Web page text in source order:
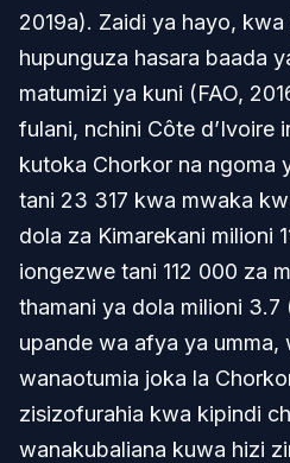
2019a). Zaidi ya hayo,
hupunguza hasara baada
matumizi ya kuni (FAO,
fulani, nchini Côte d’Ivoire
kutoka Chorkor na ngoma
tani 23 317 kwa mwaka
dola za Kimarekani milioni
iongezwe tani 112 000 za
thamani ya dola milioni 3.7
upande wa afya ya umma,
wanaotumia joka la
zisizofurahia kwa kipindi
wanakubaliana kuwa hizi